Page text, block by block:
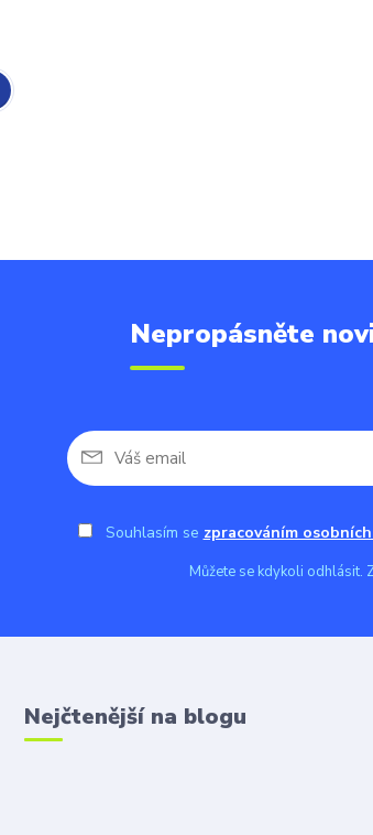
Nepropásněte
Souhlasím se zpracováním
Můžete se kdykoli odhlásit.
Nejčtenější na blogu